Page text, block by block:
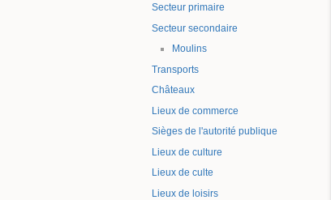
Secteur primaire
Secteur secondaire
Moulins
Transports
Châteaux
Lieux de commerce
Sièges de l'autorité publique
Lieux de culture
Lieux de culte
Lieux de loisirs